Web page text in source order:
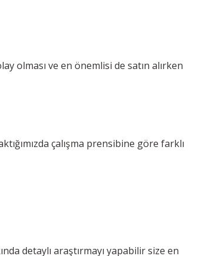
olması ve en önemlisi de satın alırken
çalışma prensibine göre farklı
detaylı araştırmayı yapabilir size en